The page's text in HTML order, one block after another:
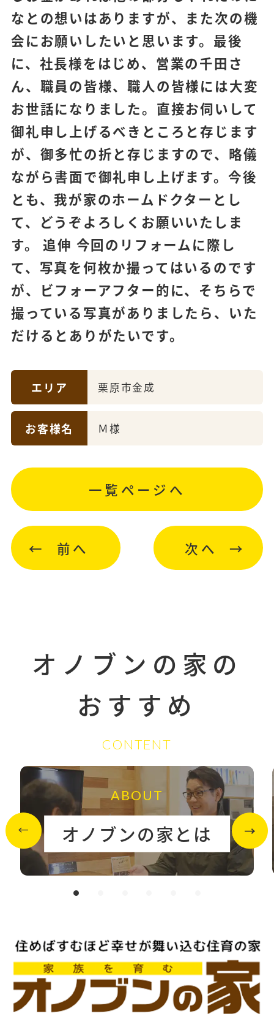
なとの想いはありますが、また次の機
会にお願いしたいと思います。最後
に、社長様をはじめ、営業の千田さ
ん、職員の皆様、職人の皆様には大変
お世話になりました。直接お伺いして
御礼申し上げるべきところと存じます
が、御多忙の折と存じますので、略儀
ながら書面で御礼申し上げます。今後
とも、我が家のホームドクターとし
て、どうぞよろしくお願いいたしま
す。 追伸 今回のリフォームに際し
て、写真を何枚か撮ってはいるのです
が、ビフォーアフター的に、そちらで
撮っている写真がありましたら、いた
だけるとありがたいです。
エリア 栗原市金成
お客様名 Ｍ様
前へ
一覧ページへ
次へ
オノブンの家の
おすすめ
CONTENT
ABOUT
オノブンの家とは